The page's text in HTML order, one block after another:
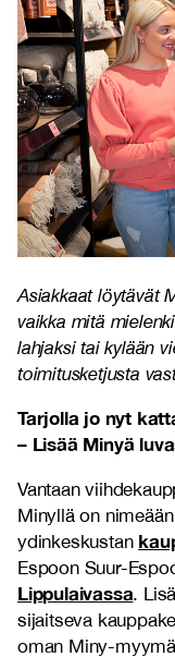
Asiakkaat löytävät
vaikka mitä
lahjaksi tai kylään
toimitusketjusta
Tarjolla jo nyt
– Lisää Minyä
Vantaan
Minyllä on
ydinkeskustan
Espoon Suur-
Lippulaivassa.
sijaitseva
oman Miny-